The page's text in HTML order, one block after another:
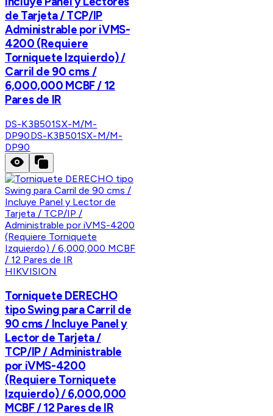
de Tarjeta / TCP/IP
Administrable por iVMS-
4200 (Requiere
Torniquete Izquierdo) /
Carril de 90 cms /
6,000,000 MCBF / 12
Pares de IR
DS-K3B501SX-M/M-
DP90DS-K3B501SX-M/M-
DP90
HIKVISION
Torniquete DERECHO
tipo Swing para Carril de
90 cms / Incluye Panel y
Lector de Tarjeta /
TCP/IP / Administrable
por iVMS-4200
(Requiere Torniquete
Izquierdo) / 6,000,000
MCBF / 12 Pares de IR